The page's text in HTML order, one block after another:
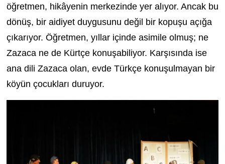
öğretmen, hikâyenin merkezinde yer alıyor. Ancak bu
dönüş, bir aidiyet duygusunu değil bir kopuşu açığa
çıkarıyor. Öğretmen, yıllar içinde asimile olmuş; ne
Zazaca ne de Kürtçe konuşabiliyor. Karşısında ise
ana dili Zazaca olan, evde Türkçe konuşulmayan bir
köyün çocukları duruyor.